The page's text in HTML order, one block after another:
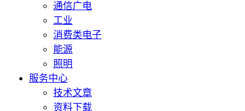
通信广电
工业
消费类电子
能源
照明
服务中心
技术文章
资料下载